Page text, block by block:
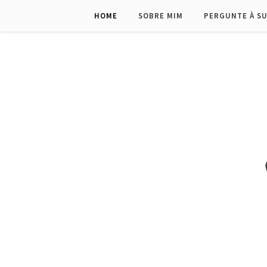
HOME SOBRE MIM PERGUNTE À